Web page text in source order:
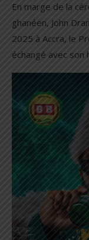
En marge de la
ghanéen, John
2025 à Accra, le
échangé avec son